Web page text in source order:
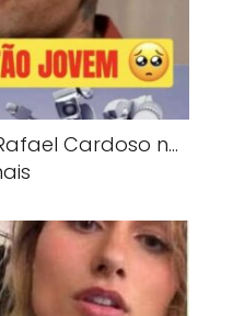
Cardoso n…